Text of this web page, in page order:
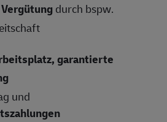
durch bspw.
garantierte
und